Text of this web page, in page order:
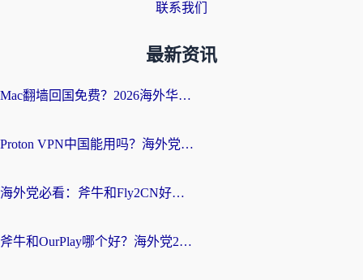
联系我们
最新资讯
Mac翻墙回国免费？2026海外华人亲测：从CCTV5直播到国内APP，这样选加速器才靠谱
Proton VPN中国能用吗？海外党选回国加速器的避坑指南（附番茄加速器实测）
海外党必看：斧牛和Fly2CN好用吗？3招教你选对回国加速器（附免费试用攻略）
斧牛和OurPlay哪个好？海外党2026亲测：选对加速器，国内资源秒加载